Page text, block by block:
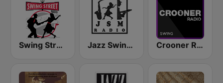
Swing Street Radio Jazz Swing Manouche radio (JsmRadio) Crooner Radio Swing